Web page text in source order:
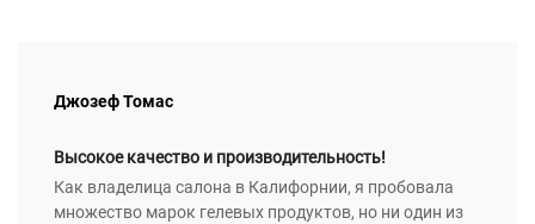
Джозеф Томас
Высокое качество и производительность!
Как владелица салона в Калифорнии, я пробовала
множество марок гелевых продуктов, но ни один из